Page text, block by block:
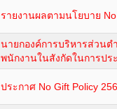
รายงานผลตามนโยบาย
นายกองค์การบริหารส่วนต
พนักงานในสังกัดในการปร
ประกาศ No Gift Policy